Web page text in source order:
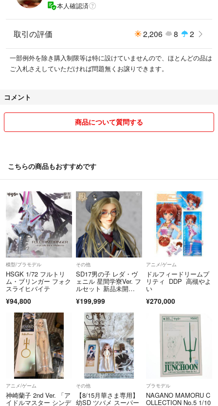
本人確認済
取引の評価 2,206 8 2
一部例外を除き購入制限等は特に設けていませんので、ほとんどの品は
ご入札さえしていただければ問題無くお譲りできます。
コメント
商品について質問する
こちらの商品もおすすめです
模型/プラモデル
HSGK 1/72 フルトリ
ム・ブリンガー フォク
スライヒバイテ
¥94,800
その他
SD17男の子 レダ・ヴ
ェニル 星間学寮Ver. フ
ルセット 新品未開
ー ボークス VOLKS ド
¥199,999
アニメ/ゲーム
ドルフィードリームプ
リティ DDP 高槻やよ
い
¥270,000
アニメ/ゲーム
神崎蘭子 2nd Ver. 「ア
イドルマスター シンデ
その他
【8/15月華さま専用】
幼SD ツバメ スーパー
プラモデル
NAGANO MAMORU C
OLLECTION No.5 1/10